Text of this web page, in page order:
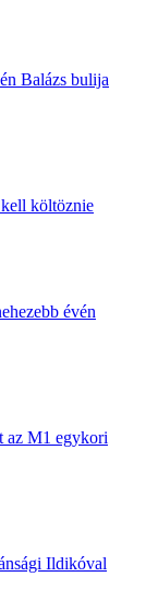
Balázs bulija
költöznie
évén
az M1 egykori
Ildikóval